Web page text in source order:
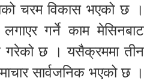
चरम विकास भएको छ ।
गर्ने काम मेसिनबाट
गरेको छ । यसैक्रममा तीन
सार्वजनिक भएको छ ।